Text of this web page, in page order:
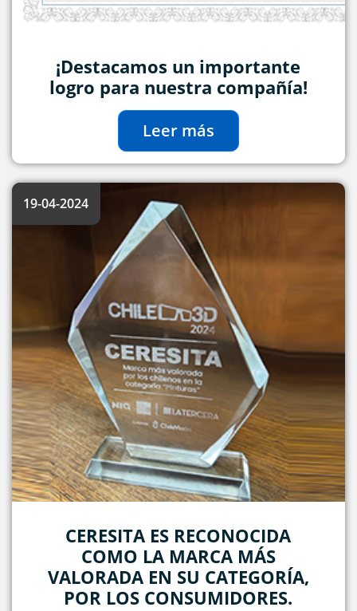
¡Destacamos un importante
logro para nuestra compañía!
Leer más
19-04-2024
CERESITA ES RECONOCIDA
COMO LA MARCA MÁS
VALORADA EN SU CATEGORÍA,
POR LOS CONSUMIDORES.